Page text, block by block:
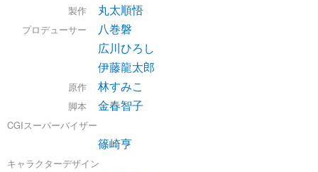
製作 丸太順悟
プロデューサー
八巻磐
広川ひろし
伊藤龍太郎
原作 林すみこ
脚本 金春智子
CGIスーパーバイザー
篠崎亨
キャラクターデザイン